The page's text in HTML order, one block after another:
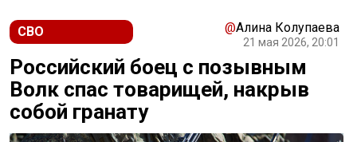
СВО @Алина Колупаева
21 мая 2026, 20:01
Российский боец с позывным
Волк спас товарищей, накрыв
собой гранату